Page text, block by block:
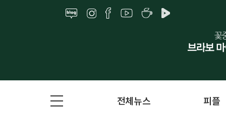
전체뉴스 피플